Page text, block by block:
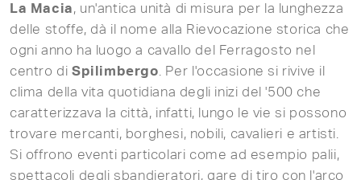
La Macia, un'antica unità di misura per la lunghezza
delle stoffe, dà il nome alla Rievocazione storica che
ogni anno ha luogo a cavallo del Ferragosto nel
centro di Spilimbergo. Per l'occasione si rivive il
clima della vita quotidiana degli inizi del '500 che
caratterizzava la città, infatti, lungo le vie si possono
trovare mercanti, borghesi, nobili, cavalieri e artisti.
Si offrono eventi particolari come ad esempio palii,
spettacoli degli sbandieratori, gare di tiro con l'arco